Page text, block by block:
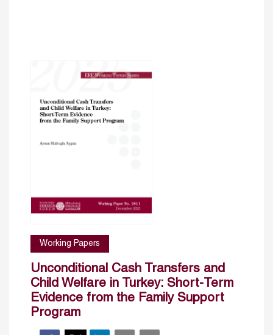
Working Papers
Unconditional Cash Transfers and
Child Welfare in Turkey: Short-Term
Evidence from the Family Support
Program